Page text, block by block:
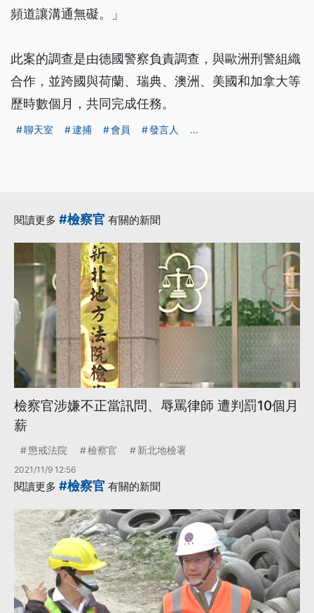
頻道讓溝通無礙。」
此案的調查是由德國警察負責調查，與歐洲刑警組織
合作，並跨國與荷蘭、瑞典、澳洲、美國和加拿大等
歷時數個月，共同完成任務。
聊天室 逮捕 會員 發言人 ...
閱讀更多 #檢察官 有關的新聞
檢察官涉嫌不正當訊問、辱罵律師 遭判罰10個月
薪
懲戒法院 檢察官 新北地檢署
2021/11/9 12:56
閱讀更多 #檢察官 有關的新聞